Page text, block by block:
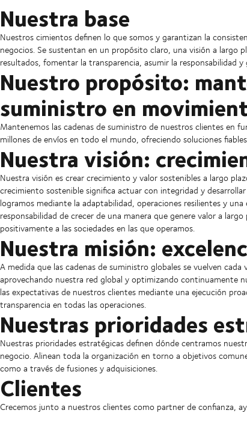
Nuestra base
Nuestros cimientos definen lo que somos y garantizan la
negocios. Se sustentan en un propósito claro, una visión a largo
resultados, fomentar la transparencia, asumir la responsabilidad
Nuestro propósito:
suministro en
Mantenemos las cadenas de suministro de nuestros clientes en
millones de envíos en todo el mundo, ofreciendo soluciones
Nuestra visión:
Nuestra visión es crear crecimiento y valor sostenibles a largo
crecimiento sostenible significa actuar con integridad y
logramos mediante la adaptabilidad, operaciones resilientes y
responsabilidad de crecer de una manera que genere valor a
positivamente a las sociedades en las que operamos.
Nuestra misión:
A medida que las cadenas de suministro globales se vuelven
aprovechando nuestra red global y optimizando continuamente
las expectativas de nuestros clientes mediante una ejecución
transparencia en todas las operaciones.
Nuestras prioridades
Nuestras prioridades estratégicas definen dónde centramos
negocio. Alinean toda la organización en torno a objetivos
como a través de fusiones y adquisiciones.
Clientes
Crecemos junto a nuestros clientes como partner de confianza,